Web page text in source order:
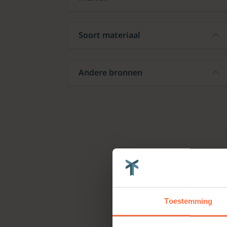
Toestemming
Soort materiaal
Andere bronnen